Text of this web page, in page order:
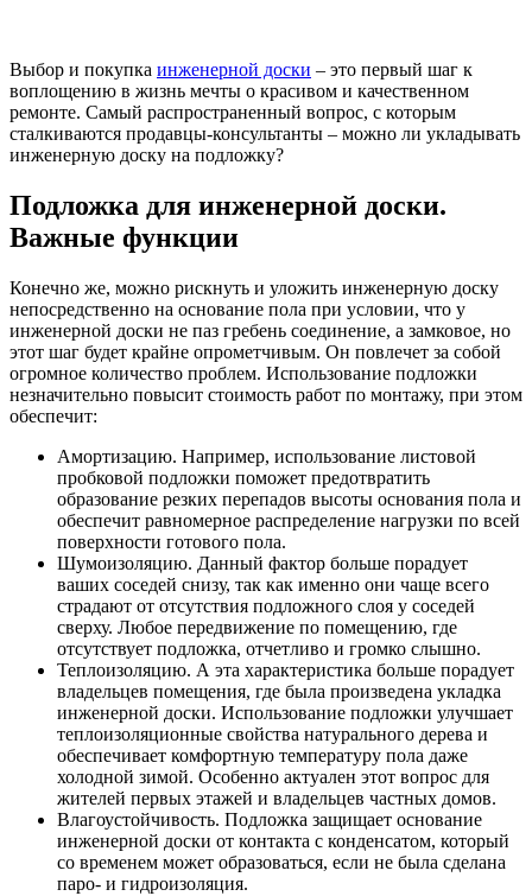
Выбор и покупка инженерной доски – это первый шаг к
воплощению в жизнь мечты о красивом и качественном
ремонте. Самый распространенный вопрос, с которым
сталкиваются продавцы-консультанты – можно ли укладывать
инженерную доску на подложку?
Подложка для инженерной доски.
Важные функции
Конечно же, можно рискнуть и уложить инженерную доску
непосредственно на основание пола при условии, что у
инженерной доски не паз гребень соединение, а замковое, но
этот шаг будет крайне опрометчивым. Он повлечет за собой
огромное количество проблем. Использование подложки
незначительно повысит стоимость работ по монтажу, при этом
обеспечит:
Амортизацию. Например, использование листовой
пробковой подложки поможет предотвратить
образование резких перепадов высоты основания пола и
обеспечит равномерное распределение нагрузки по всей
поверхности готового пола.
Шумоизоляцию. Данный фактор больше порадует
ваших соседей снизу, так как именно они чаще всего
страдают от отсутствия подложного слоя у соседей
сверху. Любое передвижение по помещению, где
отсутствует подложка, отчетливо и громко слышно.
Теплоизоляцию. А эта характеристика больше порадует
владельцев помещения, где была произведена укладка
инженерной доски. Использование подложки улучшает
теплоизоляционные свойства натурального дерева и
обеспечивает комфортную температуру пола даже
холодной зимой. Особенно актуален этот вопрос для
жителей первых этажей и владельцев частных домов.
Влагоустойчивость. Подложка защищает основание
инженерной доски от контакта с конденсатом, который
со временем может образоваться, если не была сделана
паро- и гидроизоляция.